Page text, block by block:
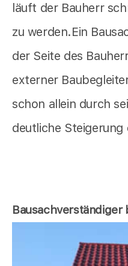
läuft der Bauherr
zu werden.Ein
der Seite des
externer
schon allein durch
deutliche Steigerung
Bausachverständiger